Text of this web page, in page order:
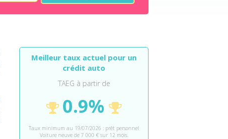
Meilleur taux actuel pour un
crédit auto
TAEG à partir de
0.9%
Taux minimum au 19/07/2026 : prêt personnel
Voiture neuve de 7 000 € sur 12 mois.